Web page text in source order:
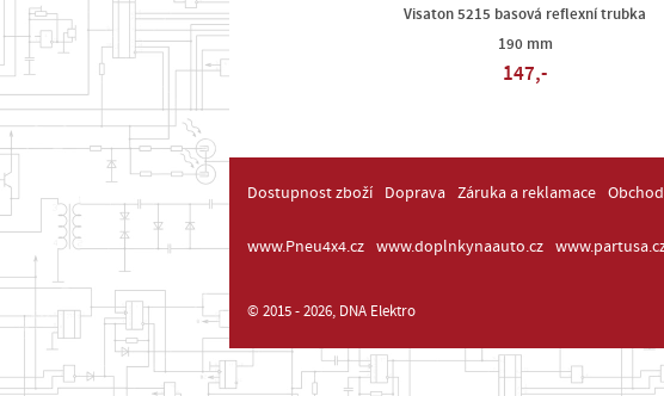
Visaton 5215 basová reflexní trubka
190 mm
147,-
Dostupnost zboží Doprava Záruka a reklamace
www.Pneu4x4.cz www.doplnkynaauto.cz
© 2015 - 2026, DNA Elektro